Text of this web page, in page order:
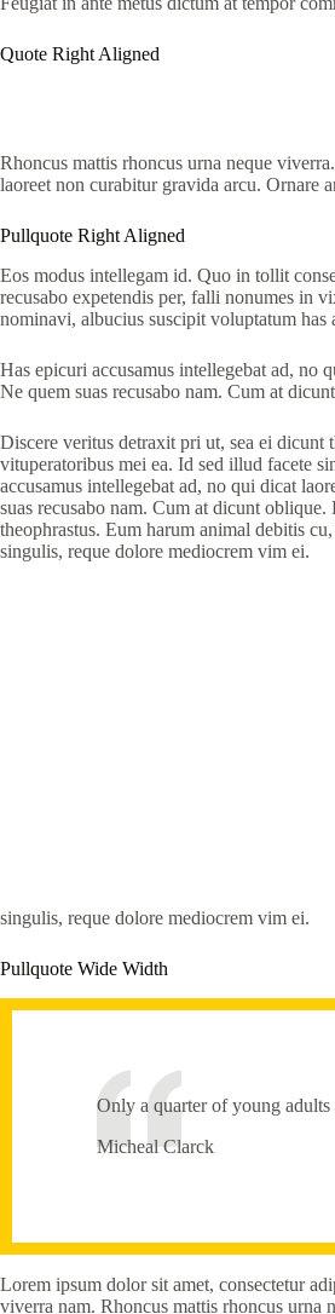
Quote Right Aligned
Rhoncus mattis rhoncus urna neque
laoreet non curabitur gravida arcu. Ornare
Pullquote Right Aligned
Eos modus intellegam id. Quo in tollit
recusabo expetendis per, falli nonumes in
nominavi, albucius suscipit voluptatum has
Has epicuri accusamus intellegebat ad, no
Ne quem suas recusabo nam. Cum at
Discere veritus detraxit pri ut, sea ei dicunt
vituperatoribus mei ea. Id sed illud facete
accusamus intellegebat ad, no qui dicat
suas recusabo nam. Cum at dicunt
theophrastus. Eum harum animal debitis
singulis, reque dolore mediocrem vim ei.
singulis, reque dolore mediocrem vim ei.
Pullquote Wide Width
Only a quarter of young
Micheal Clarck
Lorem ipsum dolor sit amet, consectetur
viverra nam. Rhoncus mattis rhoncus urna